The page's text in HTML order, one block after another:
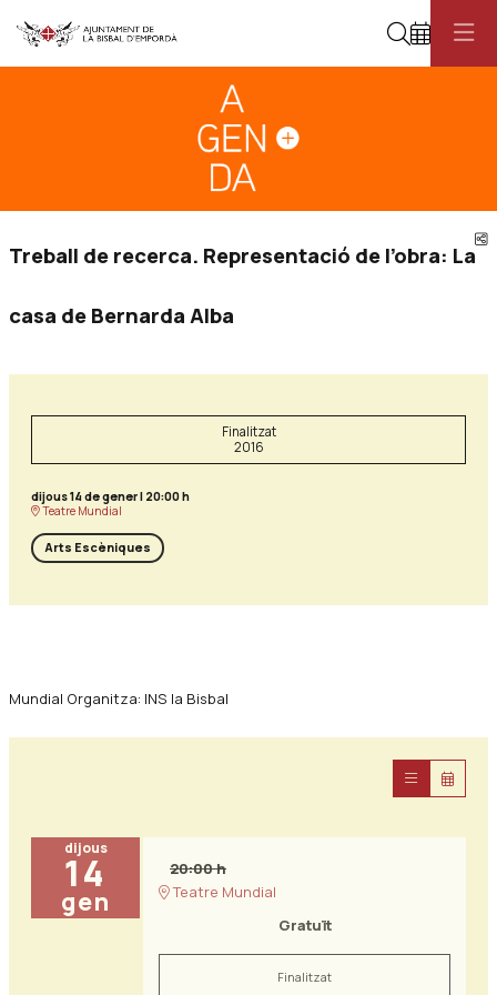
Cerca
Treball de recerca. Representació de l’obra: La
casa de Bernarda Alba
Finalitzat
2016
dijous 14 de gener| 20:00 h
Teatre Mundial
Arts Escèniques
Mundial Organitza: INS la Bisbal
dijous
14
gen
20:00 h
Teatre Mundial
Gratuït
Finalitzat